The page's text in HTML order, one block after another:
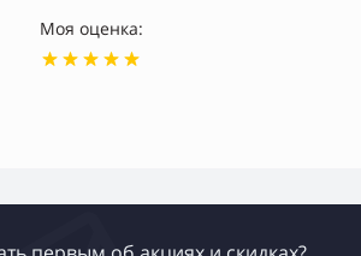
Моя оценка: